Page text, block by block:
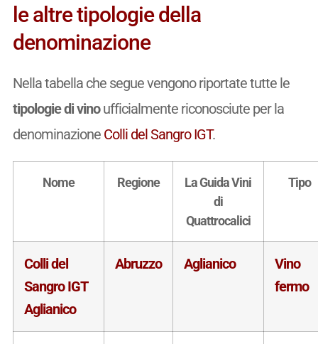
le altre tipologie della
denominazione
Nella tabella che segue vengono riportate tutte le
tipologie di vinoufficialmente riconosciute per la
denominazione Colli del Sangro IGT.
Nome Regione
La Guida Vini
di
Quattrocalici
Tipo
Colli del
Sangro IGT
Aglianico
Abruzzo Aglianico
Vino
fermo